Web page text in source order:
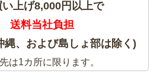
い上げ8,000円以上で
送料当社負担
縄、および島しょ部は除く)
は1カ所に限ります。